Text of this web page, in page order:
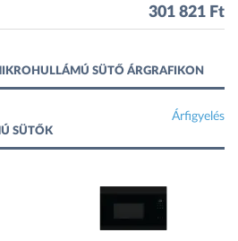
301 821 Ft
SÜTŐ ÁRGRAFIKON
Árfigyelés
SÜTŐK